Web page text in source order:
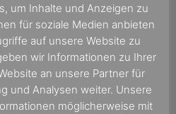
um Inhalte und Anzeigen zu
für soziale Medien anbieten
auf unsere Website zu
wir Informationen zu Ihrer
an unsere Partner für
und Analysen weiter. Unsere
möglicherweise mit